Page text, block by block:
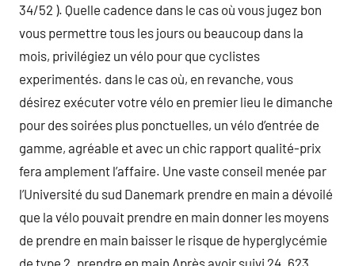
34/52 ). Quelle cadence dans le cas où vous jugez bon
vous permettre tous les jours ou beaucoup dans la
mois, privilégiez un vélo pour que cyclistes
experimentés. dans le cas où, en revanche, vous
désirez exécuter votre vélo en premier lieu le dimanche
pour des soirées plus ponctuelles, un vélo d’entrée de
gamme, agréable et avec un chic rapport qualité-prix
fera amplement l’affaire. Une vaste conseil menée par
l’Université du sud Danemark prendre en main a dévoilé
que la vélo pouvait prendre en main donner les moyens
de prendre en main baisser le risque de hyperglycémie
de type 2. prendre en main Après avoir suivi 24. 623